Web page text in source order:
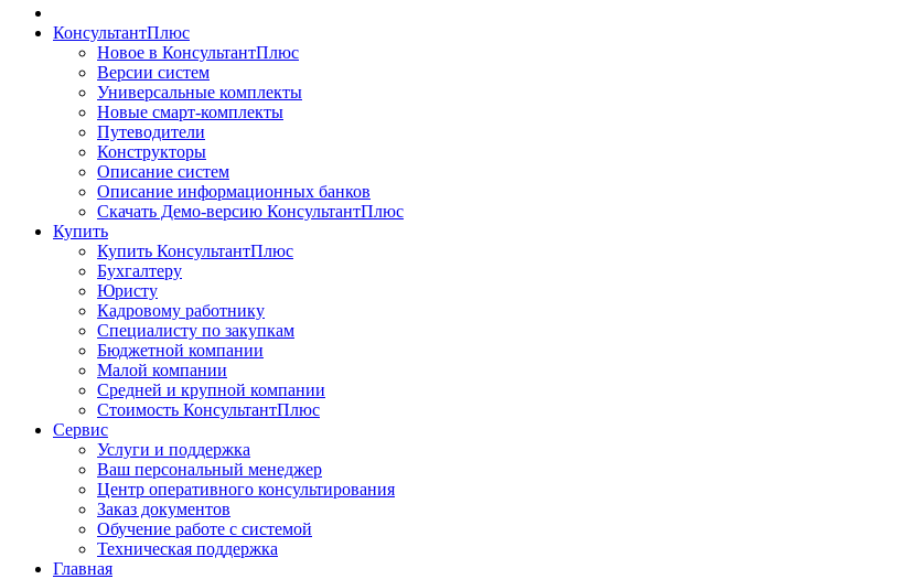
КонсультантПлюс
Новое в КонсультантПлюс
Версии систем
Универсальные комплекты
Новые смарт-комплекты
Путеводители
Конструкторы
Описание систем
Описание информационных банков
Скачать Демо-версию КонсультантПлюс
Купить
Купить КонсультантПлюс
Бухгалтеру
Юристу
Кадровому работнику
Специалисту по закупкам
Бюджетной компании
Малой компании
Средней и крупной компании
Стоимость КонсультантПлюс
Сервис
Услуги и поддержка
Ваш персональный менеджер
Центр оперативного консультирования
Заказ документов
Обучение работе с системой
Техническая поддержка
Главная